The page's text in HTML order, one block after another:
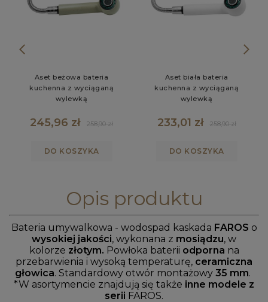
Aset beżowa bateria
kuchenna z wyciąganą
wylewką
245,96 zł 258,90 zł
DO KOSZYKA
Aset biała bateria
kuchenna z wyciąganą
wylewką
233,01 zł 258,90 zł
DO KOSZYKA
Opis produktu
Bateria umywalkowa - wodospad kaskada FAROS o
wysokiej jakości, wykonana z mosiądzu, w
kolorze złotym. Powłoka baterii odporna na
przebarwienia i wysoką temperaturę, ceramiczna
głowica. Standardowy otwór montażowy 35 mm.
*W asortymencie znajdują się także inne modele z
serii FAROS.